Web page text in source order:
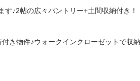
す♪2帖の広々パントリー+土間収納付
付き物件♪ウォークインクローゼットで